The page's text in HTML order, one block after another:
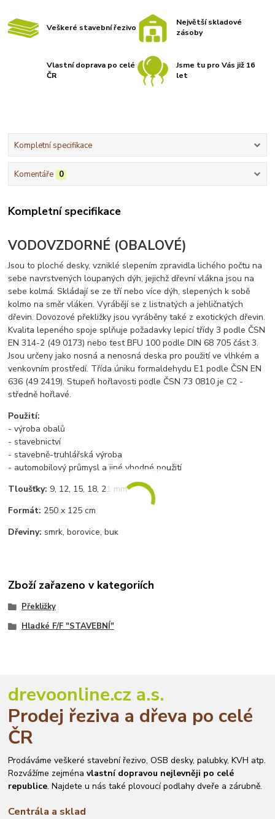
Veškeré stavební řezivo
Největší skladové
zásoby
Vlastní doprava po celé
ČR
Jsme tu pro Vás již 16
let
Kompletní specifikace
Komentáře 0
Kompletní specifikace
VODOVZDORNÉ (OBALOVÉ)
Jsou to ploché desky, vzniklé slepením zpravidla lichého počtu na
sebe navrstvených loupaných dýh, jejichž dřevní vlákna jsou na
sebe kolmá. Skládají se ze tří nebo více dýh, slepených k sobě
kolmo na směr vláken. Vyrábějí se z listnatých a jehličnatých
dřevin. Dovozové překližky jsou vyráběny také z exotických dřevin.
Kvalita lepeného spoje splňuje požadavky lepicí třídy 3 podle ČSN
EN 314-2 (49 0173) nebo test BFU 100 podle DIN 68 705 část 3.
Jsou určeny jako nosná a nenosná deska pro použití ve vlhkém a
venkovním prostředí. Třída úniku formaldehydu E1 podle ČSN EN
636 (49 2419). Stupeň hořlavosti podle ČSN 73 0810 je C2 -
středně hořlavé.
Použití:
- výroba obalů
- stavebnictví
- stavebně-truhlářská výroba
- automobilový průmysl a jiné vhodné použití
Tloušťky: 9, 12, 15, 18, 21 mm
Formát: 250 x 125 cm
Dřeviny: smrk, borovice, buk
Zboží zařazeno v kategoriích
Překližky
Hladké F/F "STAVEBNÍ"
drevoonline.cz a.s.
Prodej řeziva a dřeva po celé
ČR
Prodáváme veškeré stavební řezivo, OSB desky, palubky, KVH atp.
Rozvážíme zejménavlastní dopravou nejlevněji po celé
republice. Najdete u nás také plovoucí podlahy dveře a zárubně.
Centrála a sklad